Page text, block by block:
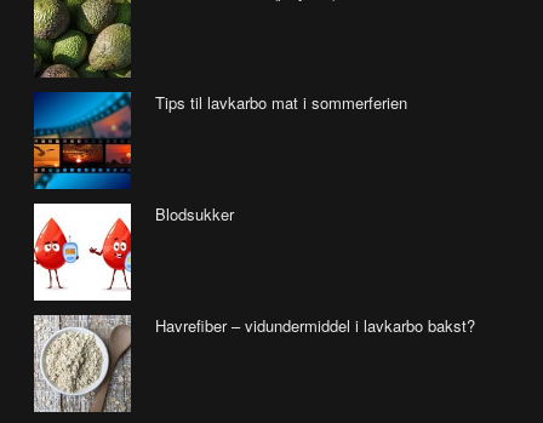
Tips til lavkarbo mat i sommerferien
Blodsukker
Havrefiber – vidundermiddel i lavkarbo bakst?